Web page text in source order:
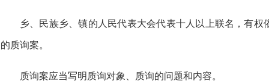
乡、民族乡、镇的人民代表大会代表十人以上联名，有
的质询案。
质询案应当写明质询对象、质询的问题和内容。